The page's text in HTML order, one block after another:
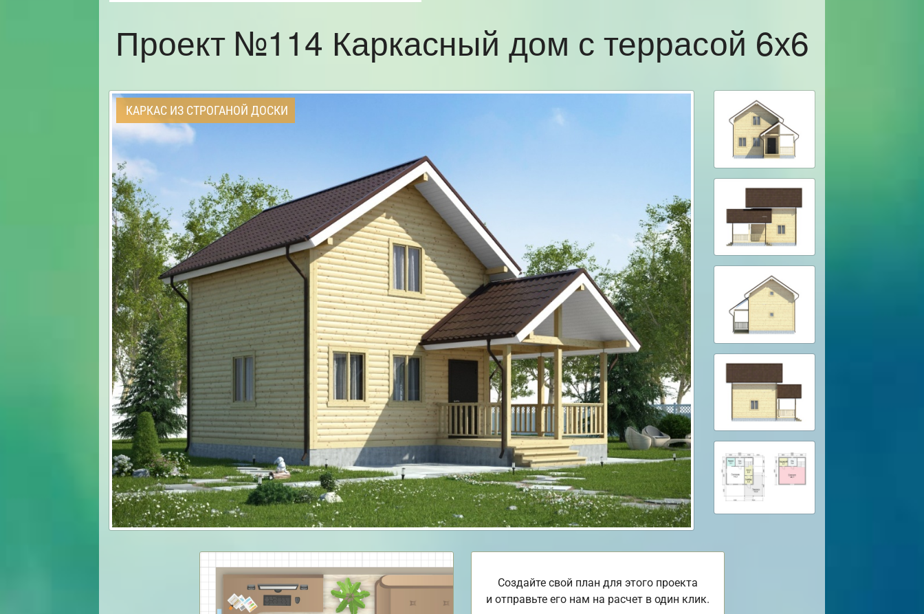
Проект №114 Каркасный дом с террасой 6х6
КАРКАС ИЗ СТРОГАНОЙ ДОСКИ
Создайте свой план для этого проекта
и отправьте его нам на расчет в один клик.